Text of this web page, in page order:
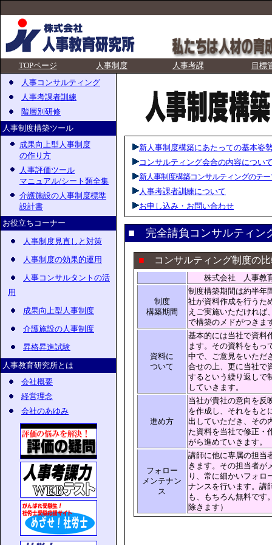
TOPページ 人事制度 人事考課
目標
人事コンサルティング
人事考課者訓練
階層別研修
人事制度構築ツール
成果向上型人事制度
の作り方
人事評価ツール
マニュアル/シート類全集
介護施設の人事制度標準
設計書
お役立ちコーナー
人事制度見直しと対策
人事制度の効果的運用
人事コンサルタントの活
用
成果向上型人事制度
介護施設の人事制度
昇格昇進試験
人事教育研究所とは
会社概要
経営理念
会社のあゆみ
新人事制度構築にあたっての基本姿
コンサルティング会合の内容につい
新人事制度構築コンサルティングのテー
人事考課者訓練について
お申し込み・お問い合わせ
■ 完全請負コンサルティン
■ コンサルティング制度の
株式会社 人事教
制度
構築期間
制度構築期間は約半年
社が資料作成を行うた
えご実施いただければ
で構築のメドがつきま
資料に
ついて
基本的には当社で資料
ます。その資料をもっ
中で、ご意見をいただ
合せの上、更に当社で
するという繰り返しで
していきます。
進め方
当社が貴社の意向を反
を作成し、それをもと
出していただき、その
た資料を当社で修正・
がら進めていきます。
フォロー
メンテナン
ス
講師に他に専属の担当
きます。その担当者が
り、常に細かいフォロ
ナンスを行います。講
も、もちろん無料です
除きます）